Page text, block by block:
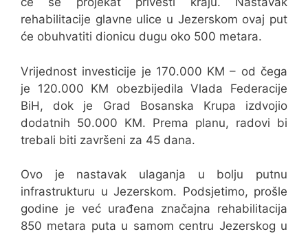
rehabilitacije glavne ulice u Jezerskom ovaj put
će obuhvatiti dionicu dugu oko 500 metara.
Vrijednost investicije je 170.000 KM – od čega
je 120.000 KM obezbijedila Vlada Federacije
BiH, dok je Grad Bosanska Krupa izdvojio
dodatnih 50.000 KM. Prema planu, radovi bi
trebali biti završeni za 45 dana.
Ovo je nastavak ulaganja u bolju putnu
infrastrukturu u Jezerskom. Podsjetimo, prošle
godine je već urađena značajna rehabilitacija
850 metara puta u samom centru Jezerskog u